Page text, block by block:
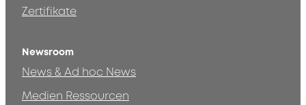
Zertifikate
Newsroom
News & Ad hoc News
Medien Ressourcen